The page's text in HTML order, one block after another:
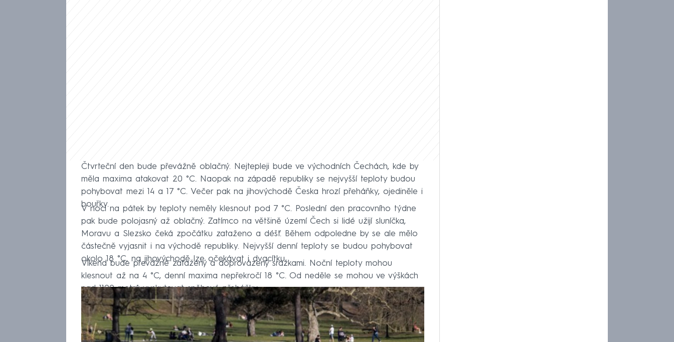
Čtvrteční den bude převážně oblačný. Nejtepleji bude ve východních Čechách, kde by
měla maxima atakovat 20 °C. Naopak na západě republiky se nejvyšší teploty budou
pohybovat mezi 14 a 17 °C. Večer pak na jihovýchodě Česka hrozí přeháňky, ojediněle i
bouřky.
V noci na pátek by teploty neměly klesnout pod 7 °C. Poslední den pracovního týdne
pak bude polojasný až oblačný. Zatímco na většině území Čech si lidé užijí sluníčka,
Moravu a Slezsko čeká zpočátku zataženo a déšť. Během odpoledne by se ale mělo
částečně vyjasnit i na východě republiky. Nejvyšší denní teploty se budou pohybovat
okolo 18 °C, na jihovýchodě lze očekávat i dvacítku.
Víkend bude převážně zatažený a doprovázený srážkami. Noční teploty mohou
klesnout až na 4 °C, denní maxima nepřekročí 18 °C. Od neděle se mohou ve výškách
nad 1100 metrů vyskytovat sněhové přeháňky.